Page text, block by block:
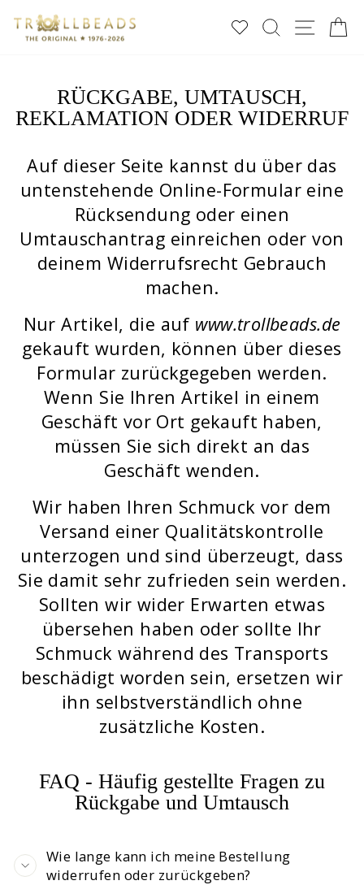
zum
Inhalt
SUCHE
RÜCKGABE, UMTAUSCH,
REKLAMATION ODER WIDERRUF
Auf dieser Seite kannst du über das
untenstehende Online-Formular eine
Rücksendung oder einen
Umtauschantrag einreichen oder von
deinem Widerrufsrecht Gebrauch
machen.
Nur Artikel, die auf www.trollbeads.de
gekauft wurden, können über dieses
Formular zurückgegeben werden.
Wenn Sie Ihren Artikel in einem
Geschäft vor Ort gekauft haben,
müssen Sie sich direkt an das
Geschäft wenden.
Wir haben Ihren Schmuck vor dem
Versand einer Qualitätskontrolle
unterzogen und sind überzeugt, dass
Sie damit sehr zufrieden sein werden.
Sollten wir wider Erwarten etwas
übersehen haben oder sollte Ihr
Schmuck während des Transports
beschädigt worden sein, ersetzen wir
ihn selbstverständlich ohne
zusätzliche Kosten.
FAQ - Häufig gestellte Fragen zu
Rückgabe und Umtausch
Wie lange kann ich meine Bestellung
widerrufen oder zurückgeben?